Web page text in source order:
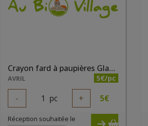
Crayon fard à paupières Glacier nacré bio
AVRIL 5€/pc
- 1 pc + 5€
Réception souhaitée le